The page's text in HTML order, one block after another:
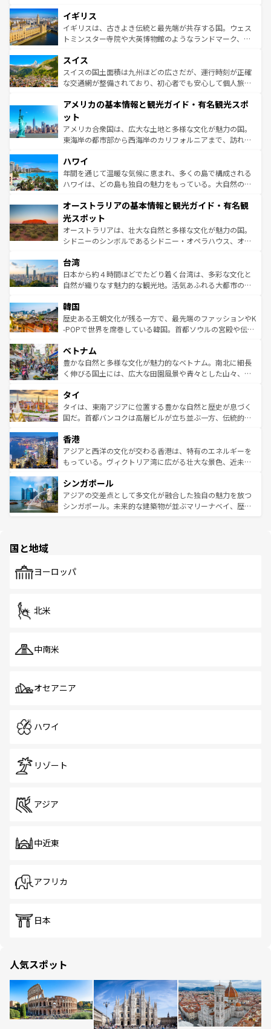
香り高いラベンダー畑など、多彩な楽しみ方が可能だ。さ
らに、パリ以外の地域にも魅力が溢れており、どの街角に
も豊かな歴史と文化が息づいている。パリ以外の個性あふ
を参照してほしい。
顔を持つこの国は、どこを歩いても飽きることがない。ベ
ルリンの文化的活気、バイエルン州のアルプスの絶景、そ
してライン川沿いのワイン畑といった風景は必見。ビール
は、お酒好きな人にはぜひ体験してほしい。 なお、新着の
ドイツ情報はコンテンツ一覧を参照してほしい。
イギリス
イギリスは、古きよき伝統と最先端が共存する国。ウェス
トミンスター寺院や大英博物館のようなランドマーク、歴
リアごとに異なる魅力がある。また、優雅なアフタヌーン
ティー、ビール好きにはたまらない英国パブ、サッカー観
戦など、本場だからこそできる体験も豊富。イギリスを旅
ンツ一覧を参照してほしい。
スイス
スイスの国土面積は九州ほどの広さだが、運行時刻が正確
な交通網が整備されており、初心者でも安心して個人旅行
の建物がそのまま残る町や、スイスならではのユニークな
博物館もあり、アルプス観光だけでなく町歩きも満喫する
ことができる。国民の所得が高いため物価も高いが、旅行
者向けの交通パス提供のサービスもあり、うまく活用すれ
着のスイス情報は
アメリカの基本情報と観光ガイド・有名観光スポ
ット
アメリカ合衆国は、広大な土地と多様な文化が魅力の国。
東海岸の都市部から西海岸のカリフォルニアまで、訪れる
のような巨大都市は、観光、ショッピング、エンターテイ
ンメントが詰まった刺激的なスポットだ。一方、アメリカ
西部には大自然が広がり、グランドキャニオンやイエロー
部のニューオーリンズでは、音楽と美食が融合した独特の
文化が魅力。旅行者はアメリカの各地域で異なる魅力を楽
しみながら、その多様性と豊かな歴史を感じることができ
るだろう。車でのロードトリップや列車の旅も、アメリカ
情報は
ハワイ
年間を通じて温暖な気候に恵まれ、多くの島で構成される
ハワイは、どの島も独自の魅力をもっている。大自然の神
ワイ島は見逃せない。また、定番の観光地といえばオアフ
島だが、静かな自然を求めるならマウイ島やカウアイ島が
おすすめ。エメラルドグリーンに輝く海をはじめ、豊かな
文化や歴史が息づいている。「アロハスピリット」と呼ば
人々、おいしいローカルフードやハワイアンミュージッ
ク、伝統的なフラダンスなど、すべてがハワイの魅力を彩
っている。訪れるたびに新しい発見と感動が待っているハ
はコンテンツ一覧
オーストラリアの基本情報と観光ガイド・有名観
光スポット
オーストラリアは、壮大な自然と多様な文化が魅力の国。
シドニーのシンボルであるシドニー・オペラハウス、オー
リアリーフや大陸中央部にそびえるウルル（エアーズロッ
ク）、タスマニアの美しい原生林やケアンズの熱帯雨林な
ど、見どころがたくさん。また、カフェやワイン、オージ
いる。アクティビティも充実しており、サーフィンやダイ
ビング、ハイキングなど、アウトドア好きにはたまらな
い。オーストラリアの多彩な魅力を存分に味わいつくそ
参照してほしい。
台湾
日本から約４時間ほどでたどり着く台湾は、多彩な文化と
自然が織りなす魅力的な観光地。活気あふれる大都市の台
ン）、静ひつな山岳地帯である台湾東部など、都市の喧騒
と山間の静けさが共存しており、訪れる人に新しい発見と
驚きをもたらしてくれる。また、奥深い台湾の食文化も魅
容にもいいと評判のスイーツなど、バラエティ豊かな料理
が味わえる。 なお、新着の台湾情報は コンテンツ一覧を参
照してほしい。
韓国
歴史ある王朝文化が残る一方で、最先端のファッションやK
-POPで世界を席巻している韓国。首都ソウルの宮殿や伝統
き、地方に足を延ばせば四季折々の自然美を楽しむことが
できる。そして、キムチや焼肉、絶品のストリートフード
まで、さまざまな韓国料理が待っている。夜には、韓国な
リティに包まれながら、韓国の多彩な魅力を心ゆくまで味
わってみてほしい。 なお、新着の韓国情報はコンテンツ一
覧を参照してほしい。
ベトナム
豊かな自然と多様な文化が魅力的なベトナム。南北に細長
く伸びる国土には、広大な田園風景や青々とした山々、世
急速な発展と共に伝統が息づく。ハノイの古い町並みやホ
ーチミン市のフランス統治時代の建物も、独特の雰囲気を
醸し出している。また、バラエティの豊かさとおいしさで
とつ。フォーやバインミー、ベトナムコーヒーなどは、ぜ
ひ現地で味わいたい。どの地域を訪れてもあたたかい人々
が旅行者を迎えてくれるので、きっと忘れられない旅にな
参照してほしい。
タイ
タイは、東南アジアに位置する豊かな自然と歴史が息づく
国だ。首都バンコクは高層ビルが立ち並ぶ一方、伝統的な
の活気が交差している。北部ではチェンマイなどの山岳地
帯で自然と触れ合い、南部ではプーケットやクラビの美し
いビーチでリゾート気分を楽しむことができる。タイ料理
激する。気候は一年中温暖で、どの季節にも異なる楽しみ
が待っている。親しみやすいタイの人々、仏教を中心とし
た文化、そして多様な観光資源が、訪れる旅人を魅了し続
香港
アジアと西洋の文化が交わる香港は、特有のエネルギーを
もっている。ヴィクトリア湾に広がる壮大な景色、近未来
み、どこを訪れても感動するはず。観光スポットが密集し
ており、効率よく見どころを回れるのも魅力。息をのむよ
うな絶景から文化的な体験まで、香港を存分に楽しみ尽く
シンガポール
アジアの交差点として多文化が融合した独自の魅力を放つ
シンガポール。未来的な建築物が並ぶマリーナベイ、歴史
で、ホーカーズは地元の風情を楽しめる外せないスポット
国と地域
ヨーロッパ
北米
中南米
オセアニア
ハワイ
リゾート
アジア
中近東
アフリカ
日本
人気スポット